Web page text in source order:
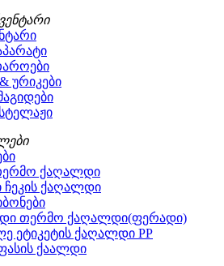
ურიკები
ქაღალდი
ქაღალდი
თერმო ქაღალდი(ფერადი)
ეტიკეტის ქაღალდი PP
ქაალდი